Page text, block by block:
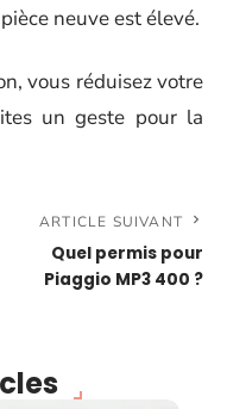
neuve est élevé.
vous réduisez votre
un geste pour la
ARTICLE SUIVANT
Quel permis pour
Piaggio MP3 400 ?